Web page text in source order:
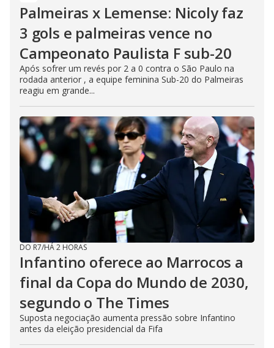
Palmeiras x Lemense: Nicoly faz
3 gols e palmeiras vence no
Campeonato Paulista F sub-20
Após sofrer um revés por 2 a 0 contra o São Paulo na
rodada anterior , a equipe feminina Sub-20 do Palmeiras
reagiu em grande...
DO R7/HÁ 2 HORAS
Infantino oferece ao Marrocos a
final da Copa do Mundo de 2030,
segundo o The Times
Suposta negociação aumenta pressão sobre Infantino
antes da eleição presidencial da Fifa